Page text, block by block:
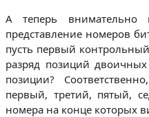
А теперь внимательно
представление номеров
пусть первый
разряд позиций
позиции?
первый, третий, пятый,
номера на конце которых